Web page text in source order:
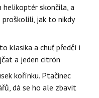
skončila, a
proškolili, jak to nikdy
klasika a chuť předčí i
a jeden citrón
kořínku. Ptačinec
dá se ho ale zbavit